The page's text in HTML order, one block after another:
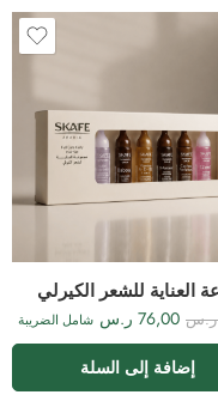
العناية للشعر الكيرلي
ر.س 76,00 ر.س شامل الضريبة
إضافة إلى السلة